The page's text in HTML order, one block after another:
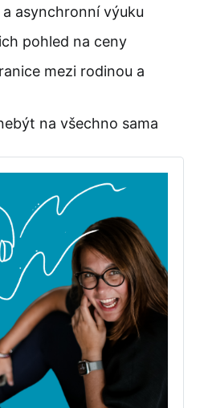
asynchronní výuku
pohled na ceny
mezi rodinou a
na všechno sama